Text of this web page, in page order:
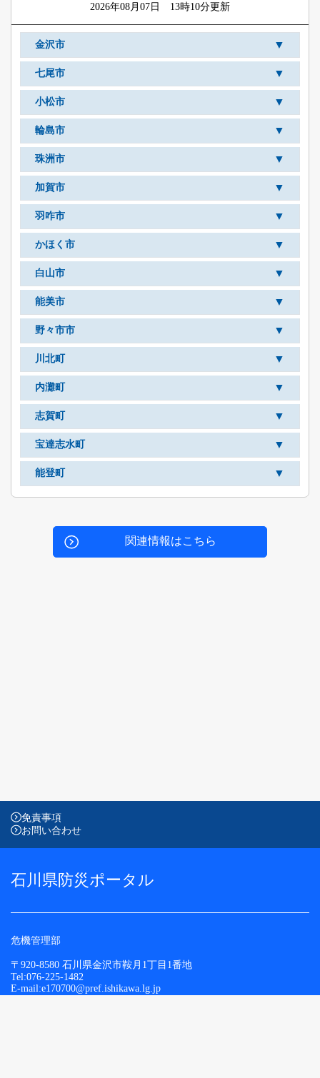
2026年08月07日 13時10分更新
金沢市 ▼
七尾市 ▼
小松市 ▼
輪島市 ▼
珠洲市 ▼
加賀市 ▼
羽咋市 ▼
かほく市 ▼
白山市 ▼
能美市 ▼
野々市市 ▼
川北町 ▼
内灘町 ▼
志賀町 ▼
宝達志水町 ▼
能登町 ▼
関連情報はこちら
免責事項
お問い合わせ
石川県防災ポータル
危機管理部
〒920-8580 石川県金沢市鞍月1丁目1番地
Tel:076-225-1482
E-mail:e170700@pref.ishikawa.lg.jp